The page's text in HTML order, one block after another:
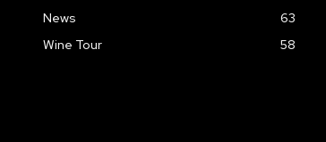
News
63
Wine Tour
58